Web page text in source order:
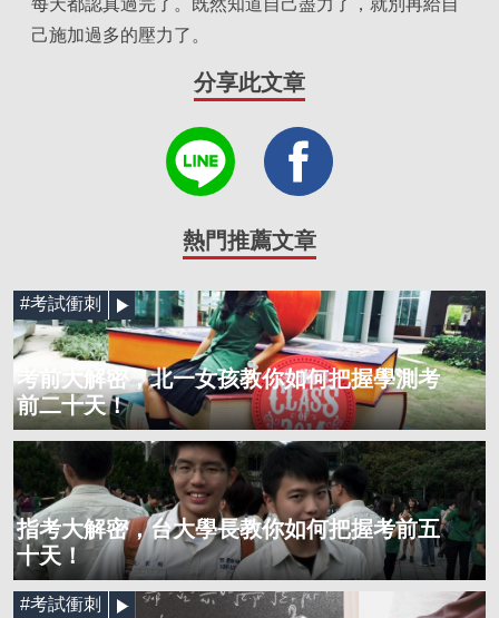
每天都認真過完了。既然知道自己盡力了，就別再給自
己施加過多的壓力了。
分享此文章
熱門推薦文章
考前大解密，北一女孩教你如何把握學測考
前二十天！
#考試衝刺
指考大解密，台大學長教你如何把握考前五
十天！
#考試衝刺